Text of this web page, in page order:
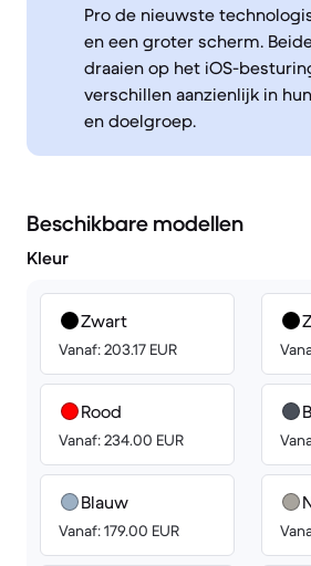
Pro de nieuwste
en een groter scherm.
draaien op het iOS-
verschillen aanzienlijk in
en doelgroep.
Beschikbare modellen
Kleur
Zwart
Vanaf: 203.17 EUR
Rood
Vanaf: 234.00 EUR
Blauw
Vanaf: 179.00 EUR